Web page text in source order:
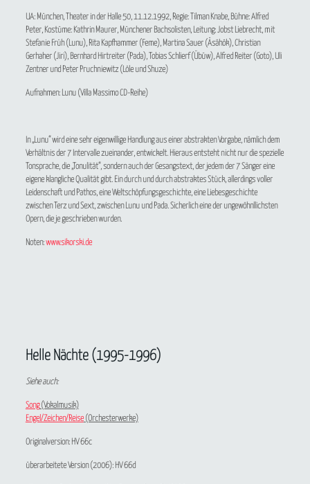
UA: München, Theater in der Halle 50, 11.12.1992, Regie: Tilman Knabe, Bühne: Alfred
Peter, Kostüme: Kathrin Maurer, Münchener Bachsolisten, Leitung: Jobst Liebrecht, mit
Stefanie Früh (Lunu), Rita Kapfhammer (Feme), Martina Sauer (Äsähök), Christian
Gerhaher (Jiri), Bernhard Hirtreiter (Pada), Tobias Schlierf (Übüw), Alfred Reiter (Goto), Uli
Zentner und Peter Pruchniewitz (Löle und Shuze)
Aufnahmen: Lunu (Villa Massimo CD-Reihe)
In „Lunu“ wird eine sehr eigenwillige Handlung aus einer abstrakten Vorgabe, nämlich dem
Verhältnis der 7 Intervalle zueinander, entwickelt. Hieraus entsteht nicht nur die spezielle
Tonsprache, die „Tonulität“, sondern auch der Gesangstext, der jedem der 7 Sänger eine
eigene klangliche Qualität gibt. Ein durch und durch abstraktes Stück, allerdings voller
Leidenschaft und Pathos, eine Weltschöpfungsgeschichte, eine Liebesgeschichte
zwischen Terz und Sext, zwischen Lunu und Pada. Sicherlich eine der ungewöhnllichsten
Opern, die je geschrieben wurden.
Noten:www.sikorski.de
Helle Nächte (1995-1996)
Siehe auch:
Song(Vokalmusik)
Engel/Zeichen/Reise(Orchesterwerke)
Originalversion: HV 66c
überarbeitete Version (2006): HV 66d